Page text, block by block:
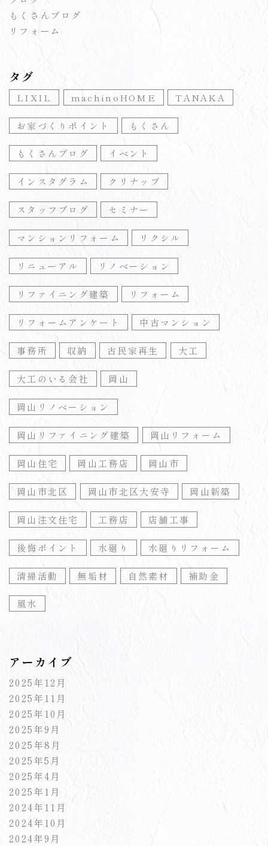
もくさんブログ
リフォーム
タグ
LIXIL machinoHOME TANAKA
お家づくりポイント もくさん
もくさんブログ イベント
インスタグラム クリナップ
スタッフブログ セミナー
マンションリフォーム リクシル
リニューアル リノベーション
リファイニング建築 リフォーム
リフォームアンケート 中古マンション
事務所 収納 古民家再生 大工
大工のいる会社 岡山
岡山リノベーション
岡山リファイニング建築 岡山リフォーム
岡山住宅 岡山工務店 岡山市
岡山市北区 岡山市北区大安寺 岡山新築
岡山注文住宅 工務店 店舗工事
後悔ポイント 水廻り 水廻りリフォーム
清掃活動 無垢材 自然素材 補助金
風水
アーカイブ
2025年12月
2025年11月
2025年10月
2025年9月
2025年8月
2025年5月
2025年4月
2025年1月
2024年11月
2024年10月
2024年9月